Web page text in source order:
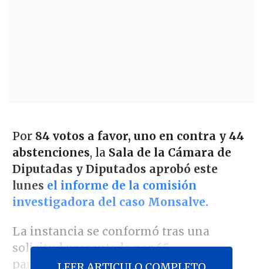
Por 84 votos a favor, uno en contra y 44
abstenciones, la Sala de la Cámara de
Diputadas y Diputados aprobó este
lunes el informe de la comisión
investigadora del caso Monsalve.
La instancia se conformó tras una
solicitud presentada por 65
parlamentarios que se respaldó en